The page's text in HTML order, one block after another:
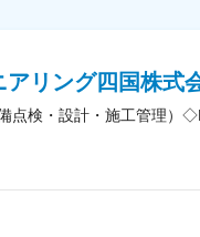
リング四国株式
点検・設計・施工管理）